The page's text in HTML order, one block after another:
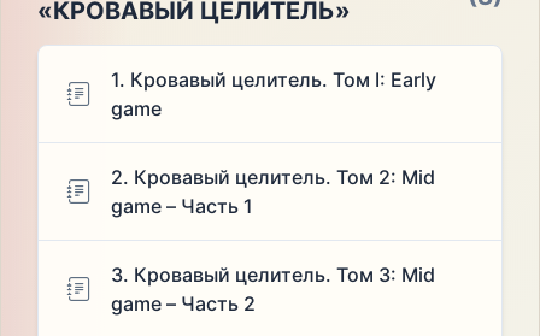
«КРОВАВЫЙ ЦЕЛИТЕЛЬ»
1. Кровавый целитель. Том I: Early
game
2. Кровавый целитель. Том 2: Mid
game – Часть 1
3. Кровавый целитель. Том 3: Mid
game – Часть 2